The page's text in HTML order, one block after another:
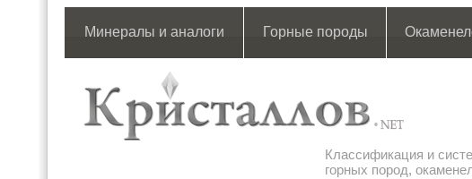
Минералы и аналоги Горные породы
Классификация и
горных пород,